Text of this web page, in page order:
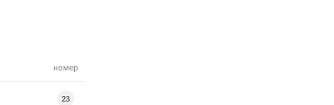
номер
23